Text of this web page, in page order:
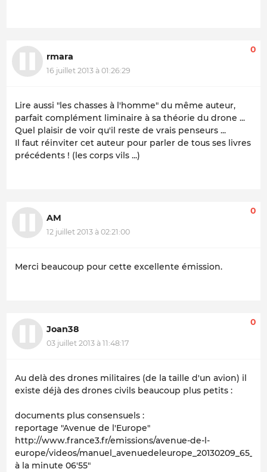
rmara
16 juillet 2013 à 01:26:29
0
Lire aussi "les chasses à l'homme" du même auteur,
parfait complément liminaire à sa théorie du drone ...
Quel plaisir de voir qu'il reste de vrais penseurs ...
Il faut réinviter cet auteur pour parler de tous ses livres
précédents ! (les corps vils ...)
AM
12 juillet 2013 à 02:21:00
0
Merci beaucoup pour cette excellente émission.
Joan38
03 juillet 2013 à 11:48:17
0
Au delà des drones militaires (de la taille d'un avion) il
existe déjà des drones civils beaucoup plus petits :
documents plus consensuels :
reportage "Avenue de l'Europe"
http://www.france3.fr/emissions/avenue-de-l-
europe/videos/
à la minute 06'55"